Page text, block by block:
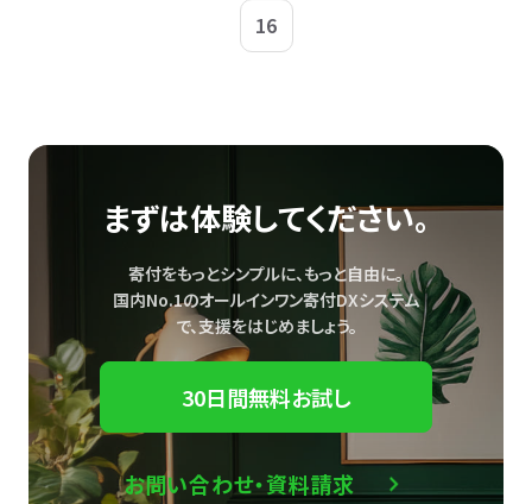
16
まずは体験してください。
寄付をもっとシンプルに、もっと自由に。
国内No.1のオールインワン寄付DXシステム
で、支援をはじめましょう。
30日間無料お試し
お問い合わせ・資料請求